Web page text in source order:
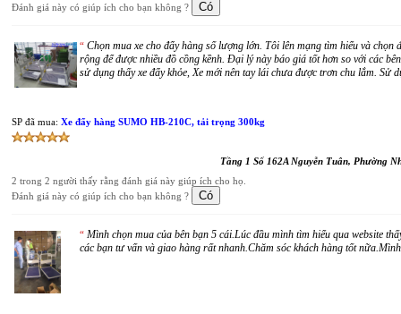
Đánh giá này có giúp ích cho bạn không ?
“ Chọn mua xe cho đẩy hàng số lượng lớn. Tôi lên mạng tìm hiểu và chọn
rộng để được nhiều đồ cồng kềnh. Đại lý này báo giá tốt hơn so với các
sử dụng thấy xe đẩy khỏe, Xe mới nên tay lái chưa được trơn chu lắm. Sử
SP đã mua: Xe đẩy hàng SUMO HB-210C, tải trọng 300kg
Tầng 1 Số 162A Nguyễn Tuân, Phường
2 trong 2 người thấy rằng đánh giá này giúp ích cho họ.
Đánh giá này có giúp ích cho bạn không ?
“ Mình chọn mua của bên bạn 5 cái.Lúc đầu mình tìm hiểu qua website
các bạn tư vấn và giao hàng rất nhanh.Chăm sóc khách hàng tốt